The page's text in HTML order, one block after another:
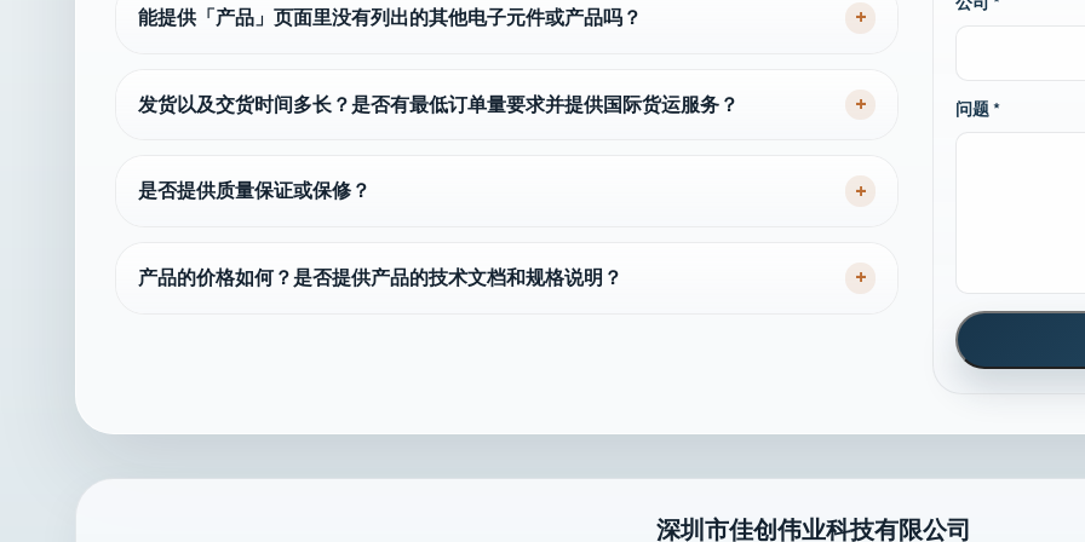
能提供「产品」页面里没有列出的其他电子元件或产品吗？ +
发货以及交货时间多长？是否有最低订单量要求并提供国际货运服务？ +
是否提供质量保证或保修？ +
产品的价格如何？是否提供产品的技术文档和规格说明？ +
问题 *
深圳市佳创伟业科技有限公司